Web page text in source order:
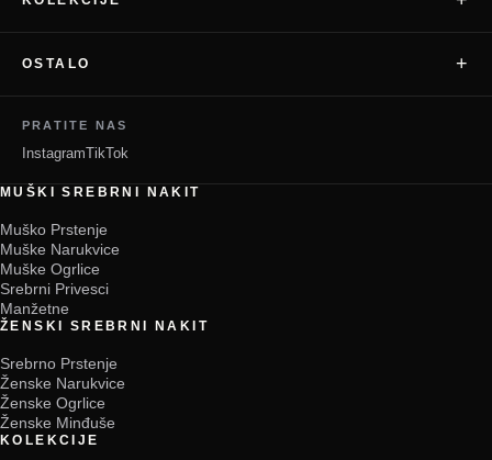
OSTALO +
PRATITE NAS
InstagramTikTok
MUŠKI SREBRNI NAKIT
Muško Prstenje
Muške Narukvice
Muške Ogrlice
Srebrni Privesci
Manžetne
ŽENSKI SREBRNI NAKIT
Srebrno Prstenje
Ženske Narukvice
Ženske Ogrlice
Ženske Minđuše
KOLEKCIJE